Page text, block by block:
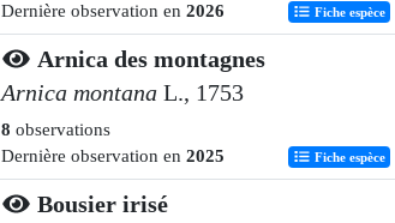
Dernière observation en 2026 Fiche espèce
Arnica des montagnes
Arnica montana L., 1753
8 observations
Dernière observation en 2025 Fiche espèce
Bousier irisé